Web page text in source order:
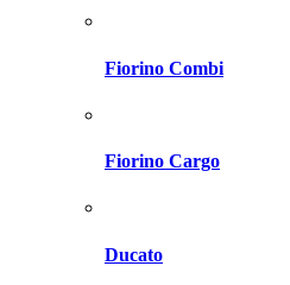
Fiorino Combi
Fiorino Cargo
Ducato